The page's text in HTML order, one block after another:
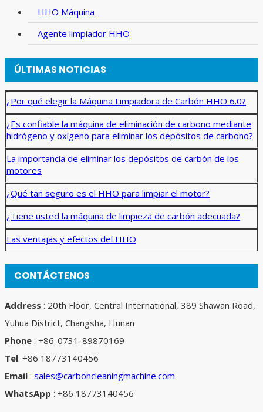
ganan
con
HHO
HHO Máquina
Agente limpiador HHO
ÚLTIMAS NOTICIAS
¿Por qué elegir la Máquina Limpiadora de Carbón HHO 6.0?
¿Es confiable la máquina de eliminación de carbono mediante
hidrógeno y oxígeno para eliminar los depósitos de carbono?
La importancia de eliminar los depósitos de carbón de los
motores
¿Qué tan seguro es el HHO para limpiar el motor?
¿Tiene usted la máquina de limpieza de carbón adecuada?
Las ventajas y efectos del HHO
CONTÁCTENOS
Address : 20th Floor, Central International, 389 Shawan Road,
Yuhua District, Changsha, Hunan
Phone : +86-0731-89870169
Tel: +86 18773140456
Email : sales@carboncleaningmachine.com
WhatsApp : +86 18773140456